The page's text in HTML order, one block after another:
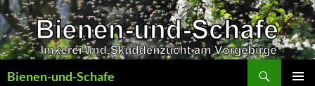
Zum
Inhalt
springen
Bienen-und-Schafe